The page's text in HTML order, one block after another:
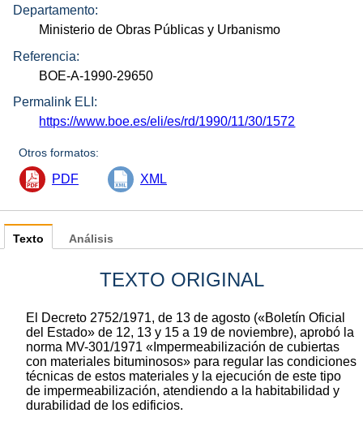
Departamento:
Ministerio de Obras Públicas y Urbanismo
Referencia:
BOE-A-1990-29650
Permalink ELI:
https://www.boe.es/eli/es/rd/1990/11/30/1572
Otros formatos:
PDF XML
Texto
TEXTO ORIGINAL
El Decreto 2752/1971, de 13 de agosto («Boletín Oficial
del Estado» de 12, 13 y 15 a 19 de noviembre), aprobó la
norma MV-301/1971 «Impermeabilización de cubiertas
con materiales bituminosos» para regular las condiciones
técnicas de estos materiales y la ejecución de este tipo
de impermeabilización, atendiendo a la habitabilidad y
durabilidad de los edificios.
Análisis